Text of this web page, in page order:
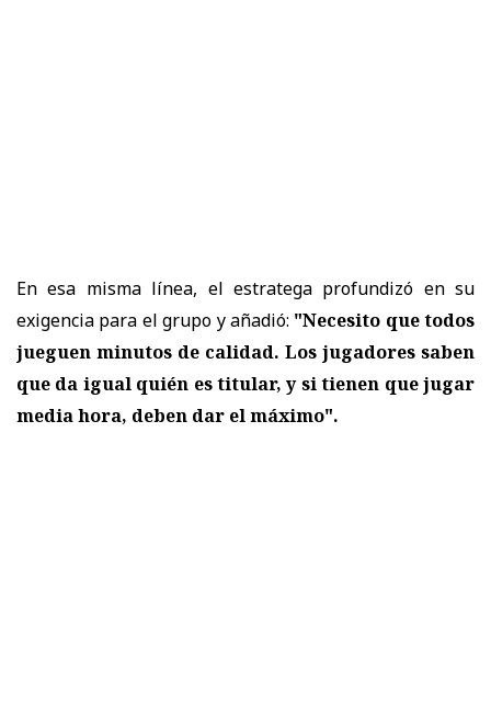
En esa misma línea, el estratega profundizó en su
exigencia para el grupo y añadió: "Necesito que todos
jueguen minutos de calidad. Los jugadores saben
que da igual quién es titular, y si tienen que jugar
media hora, deben dar el máximo".